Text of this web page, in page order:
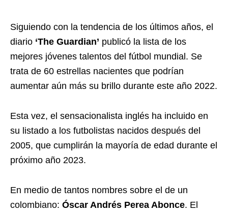
Siguiendo con la tendencia de los últimos años, el
diario ‘The Guardian’ publicó la lista de los
mejores jóvenes talentos del fútbol mundial. Se
trata de 60 estrellas nacientes que podrían
aumentar aún más su brillo durante este año 2022.
Esta vez, el sensacionalista inglés ha incluido en
su listado a los futbolistas nacidos después del
2005, que cumplirán la mayoría de edad durante el
próximo año 2023.
En medio de tantos nombres sobre el de un
colombiano: Óscar Andrés Perea Abonce. El